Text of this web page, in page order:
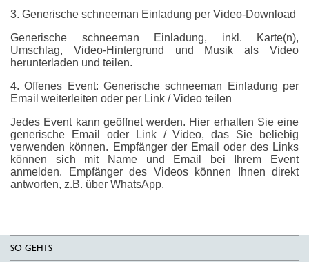
3. Generische schneeman Einladung per Video-Download
Generische schneeman Einladung, inkl. Karte(n),
Umschlag, Video-Hintergrund und Musik als Video
herunterladen und teilen.
4. Offenes Event: Generische schneeman Einladung per
Email weiterleiten oder per Link / Video teilen
Jedes Event kann geöffnet werden. Hier erhalten Sie eine
generische Email oder Link / Video, das Sie beliebig
verwenden können. Empfänger der Email oder des Links
können sich mit Name und Email bei Ihrem Event
anmelden. Empfänger des Videos können Ihnen direkt
antworten, z.B. über WhatsApp.
SO GEHTS